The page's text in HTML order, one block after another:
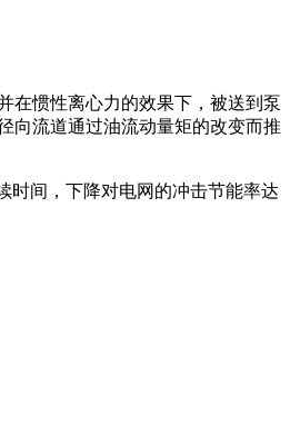
在惯性离心力的效果下，被送到泵
向流道通过油流动量矩的改变而推
间，下降对电网的冲击节能率达